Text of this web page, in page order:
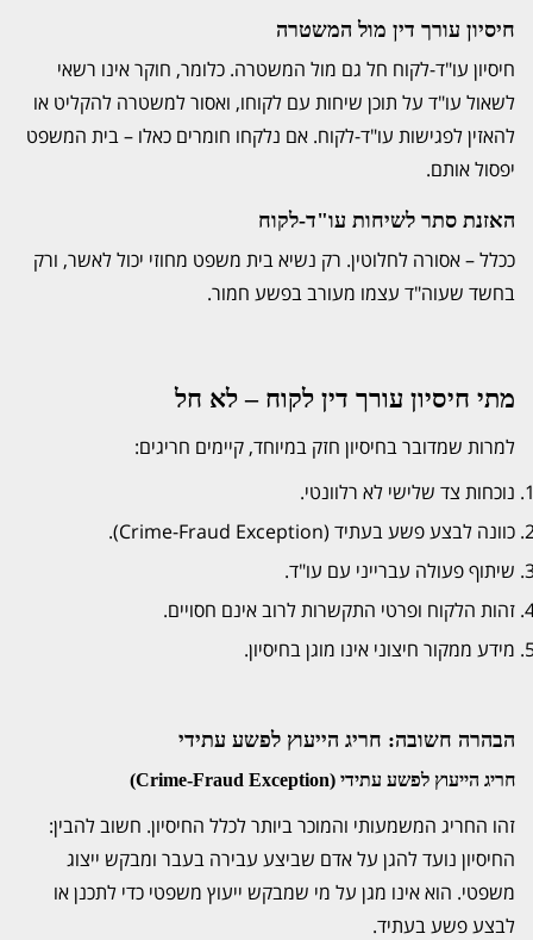
חיסיון עורך דין מול המשטרה
חיסיון עו"ד-לקוח חל גם מול המשטרה. כלומר, חוקר אינו רשאי
לשאול עו"ד על תוכן שיחות עם לקוחו, ואסור למשטרה להקליט או
להאזין לפגישות עו"ד-לקוח. אם נלקחו חומרים כאלו – בית המשפט
יפסול אותם.
האזנת סתר לשיחות עו"ד-לקוח
ככלל – אסורה לחלוטין. רק נשיא בית משפט מחוזי יכול לאשר, ורק
בחשד שעוה"ד עצמו מעורב בפשע חמור.
מתי חיסיון עורך דין לקוח – לא חל
למרות שמדובר בחיסיון חזק במיוחד, קיימים חריגים:
נוכחות צד שלישי לא רלוונטי.
כוונה לבצע פשע בעתיד (Crime-Fraud Exception
).
שיתוף פעולה עברייני עם עו"ד.
זהות הלקוח ופרטי התקשרות לרוב אינם חסויים.
מידע ממקור חיצוני אינו מוגן בחיסיון.
הבהרה חשובה: חריג הייעוץ לפשע עתידי
חריג הייעוץ לפשע עתידי (Crime-Fraud Exception)
זהו החריג המשמעותי והמוכר ביותר לכלל החיסיון. חשוב להבין:
החיסיון נועד להגן על אדם שביצע עבירה בעבר ומבקש ייצוג
משפטי. הואאינו מגן על מי שמבקש ייעוץ משפטי כדי לתכנן או
לבצע פשע בעתיד.